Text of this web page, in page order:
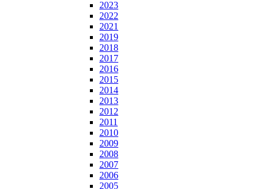
2023
2022
2021
2019
2018
2017
2016
2015
2014
2013
2012
2011
2010
2009
2008
2007
2006
2005